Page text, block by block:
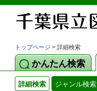
トップページ > 詳細検索
かんたん検索
詳細検索 ジャンル検索